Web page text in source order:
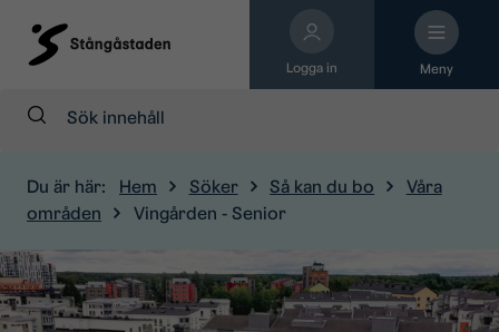
Logga in Meny
Sök:
Du är här: Hem Söker Så kan du bo
Våra
områden
Vingården - Senior